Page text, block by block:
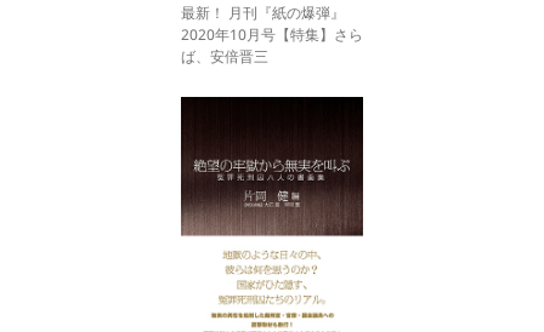
最新！ 月刊『紙の爆弾』
2020年10月号【特集】さら
ば、安倍晋三